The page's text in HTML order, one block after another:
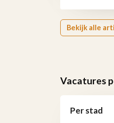
Bekijk alle
Vacatures
Per stad